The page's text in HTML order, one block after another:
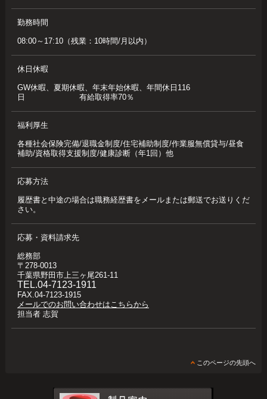
勤務時間
08:00～17:10（残業：10時間/月以内）
休日休暇
GW休暇、夏期休暇、年末年始休暇、年間休日116
日 有給取得率70％
福利厚生
各種社会保険完備/退職金制度/住宅補助制度/作業服無償貸与/昼食
補助/資格取得支援制度/健康診断（年1回）他
応募方法
履歴書と中途の場合は職務経歴書をメールまたは郵送でお送りくだ
さい。
応募・資料請求先
総務部
〒278-0013
千葉県野田市上三ヶ尾261-11
TEL.04-7123-1911
FAX.04-7123-1915
メールでのお問い合わせはこちらから
担当者 志賀
このページの先頭へ